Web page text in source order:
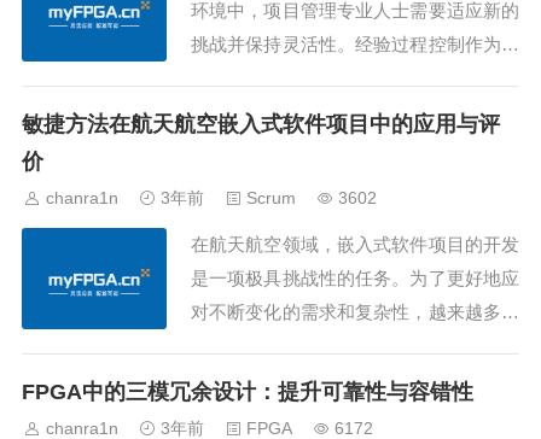
求稳定的关系...
环境中，项目管理专业人士需要适应新的
挑战并保持灵活性。经验过程控制作为敏
习和改进来适应不断变化的环境。本文将
解和应用这一理念。一、透明度的深层次
理解：透明度...
敏捷方法在航天航空嵌入式软件项目中的应用与评
价
chanra1n 3年前 Scrum 3602
在航天航空领域，嵌入式软件项目的开发
是一项极具挑战性的任务。为了更好地应
对不断变化的需求和复杂性，越来越多的
低风险并确保项目的成功。本文将从多个
FPGA中的三模冗余设计：提升可靠性与容错性
chanra1n 3年前 FPGA 6172